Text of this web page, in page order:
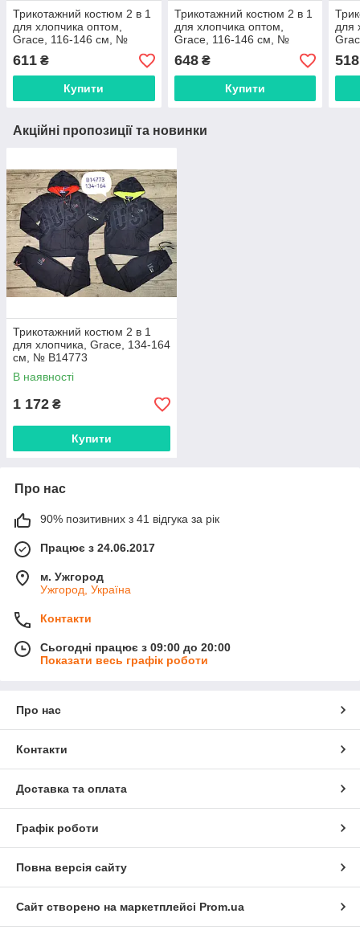
Трикотажний костюм 2 в 1
для хлопчика оптом,
Grace, 116-146 см, №
B15155
611 ₴
Купити
Трикотажний костюм 2 в 1
для хлопчика оптом,
Grace, 116-146 см, №
B14974
648₴
Купити
для
518
Акційні пропозиції та новинки
Трикотажний костюм 2 в 1
для хлопчика, Grace, 134-164
см, № B14773
В наявності
1 172 ₴
Купити
Про нас
90% позитивних з 41 відгука за рік
Працює з 24.06.2017
м. Ужгород
Ужгород, Україна
Контакти
Сьогодні працює з 09:00 до 20:00
Показати весь графік роботи
Про нас
Контакти
Доставка та оплата
Графік роботи
Повна версія сайту
Сайт створено на маркетплейсі Prom.ua